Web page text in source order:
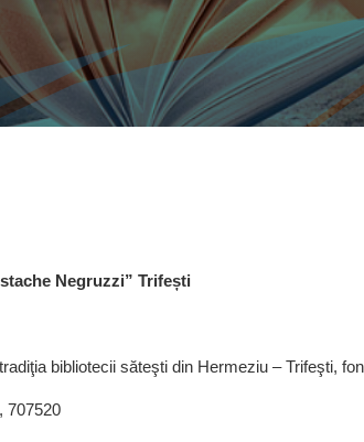
Negruzzi” Trifești
bibliotecii săteşti din Hermeziu – Trifeşti,
707520